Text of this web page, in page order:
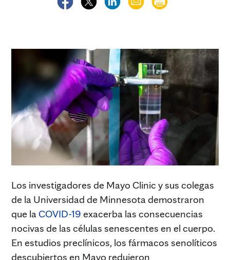
Los investigadores de Mayo Clinic y sus colegas
de la Universidad de Minnesota demostraron
que laCOVID-19 exacerba las consecuencias
nocivas de las células senescentes en el cuerpo.
En estudios preclínicos, los fármacos senolíticos
descubiertos en Mayo redujeron